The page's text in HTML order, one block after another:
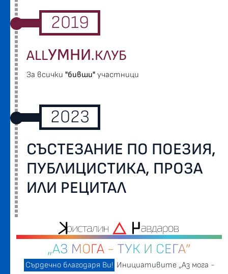
2019
ALLУМНИ.КЛУБ
За всички "бивши" участници
2023
СЪСТЕЗАНИЕ ПО ПОЕЗИЯ,
ПУБЛИЦИСТИКА, ПРОЗА
ИЛИ РЕЦИТАЛ
„АЗ МОГА - ТУК И СЕГА”
Сърдечно благодаря Ви! Инициативите „Аз мога -